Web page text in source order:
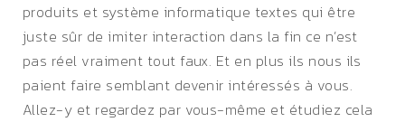
produits et système informatique textes qui être
juste sûr de imiter interaction dans la fin ce n’est
pas réel vraiment tout faux. Et en plus ils nous ils
paient faire semblant devenir intéressés à vous.
Allez-y et regardez par vous-même et étudiez cela